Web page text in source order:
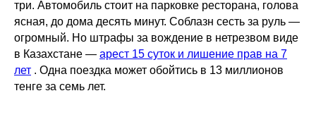
три. Автомобиль стоит на парковке ресторана, голова
ясная, до дома десять минут. Соблазн сесть за руль —
огромный. Но штрафы за вождение в нетрезвом виде
в Казахстане — арест 15 суток и лишение прав на 7
лет . Одна поездка может обойтись в 13 миллионов
тенге за семь лет.